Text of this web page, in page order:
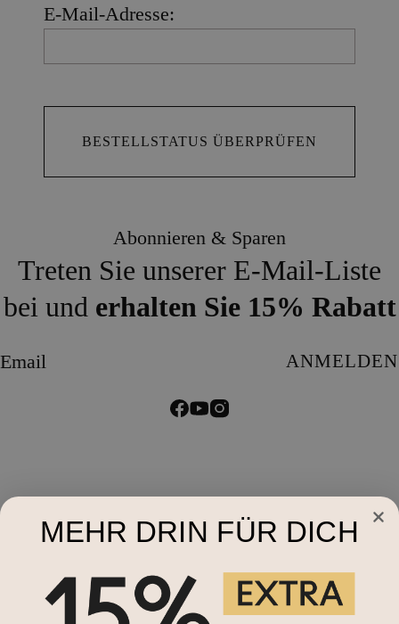
E-Mail-Adresse:
Abonnieren & Sparen
Treten Sie unserer E-Mail-Liste
bei und erhalten Sie 15% Rabatt
Email ANMELDEN
MEHR DRIN FÜR DICH